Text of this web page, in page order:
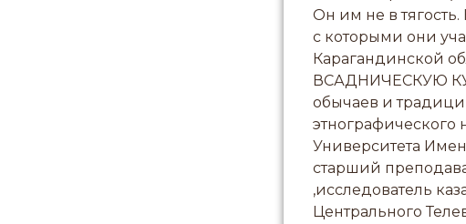
Он им не в
с которыми они
Карагандинской
ВСАДНИЧЕСКУЮ
обычаев и
Университета
старший
,исследователь
Центрального